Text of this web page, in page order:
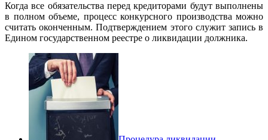
Когда все обязательства перед кредиторами будут выполнены
в полном объеме, процесс конкурсного производства можно
считать оконченным. Подтверждением этого служит запись в
Едином государственном реестре о ликвидации должника.